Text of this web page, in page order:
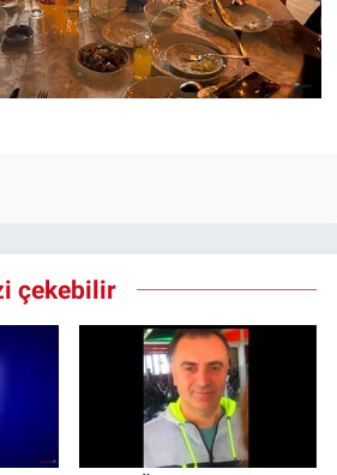
çekebilir